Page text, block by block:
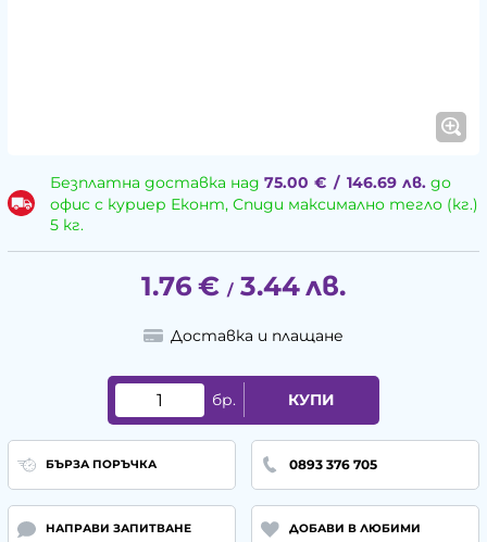
Безплатна доставка над 75.00 € / 146.69 лв.до
офис с куриер Еконт, Спиди максимално тегло (кг.)
5 кг.
1.76 € / 3.44лв.
Доставка и плащане
бр. КУПИ
БЪРЗА ПОРЪЧКА 0893 376 705
НАПРАВИ ЗАПИТВАНЕ ДОБАВИ В ЛЮБИМИ